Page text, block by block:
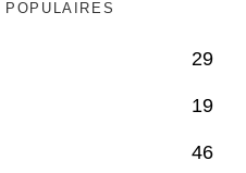
29
19
46